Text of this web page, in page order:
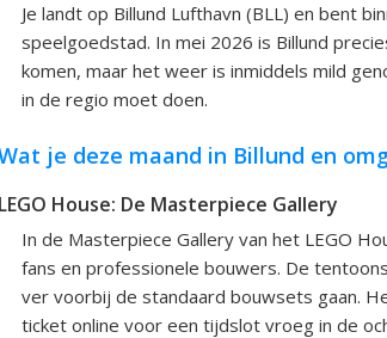
Je landt op Billund Lufthavn (BLL) en bent
speelgoedstad. In mei 2026 is Billund
komen, maar het weer is inmiddels mild
in de regio moet doen.
je deze maand in Billund en
LEGO House: De Masterpiece Gallery
In de Masterpiece Gallery van het LEGO
fans en professionele bouwers. De
ver voorbij de standaard bouwsets gaan.
ticket online voor een tijdslot vroeg in de